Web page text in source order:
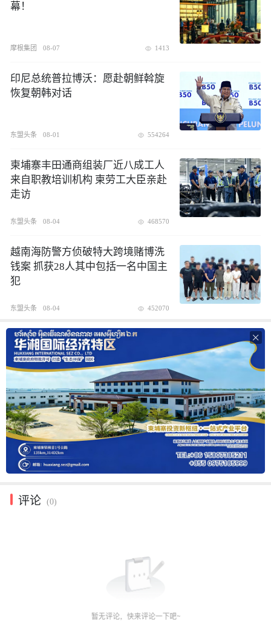
幕！
摩根集团 08-07 1413
印尼总统普拉博沃：愿赴朝鲜斡旋
恢复朝韩对话
东盟头条 08-01 554264
柬埔寨丰田通商组装厂近八成工人
来自职教培训机构 柬劳工大臣亲赴
走访
东盟头条 08-04 468570
越南海防警方侦破特大跨境赌博洗
钱案 抓获28人其中包括一名中国主
犯
东盟头条 08-04 452070

评论 (0)